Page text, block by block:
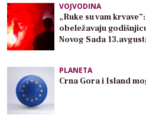
VOJVODINA
„Ruke su vam
obeležavaju
Novog Sada
PLANETA
Crna Gora i Island